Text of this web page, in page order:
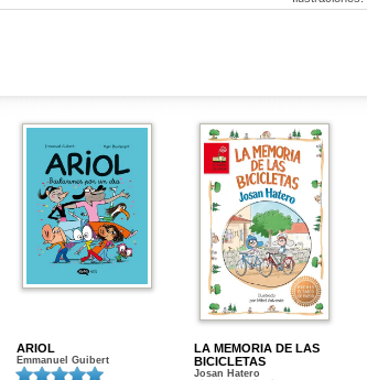
ARIOL
Emmanuel Guibert
LA MEMORIA DE LAS
BICICLETAS
Josan Hatero